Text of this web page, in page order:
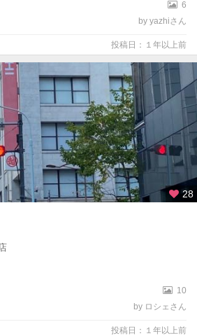
6
by yazhiさん
投稿日：１年以上前
28
10
by ロシェさん
投稿日：１年以上前